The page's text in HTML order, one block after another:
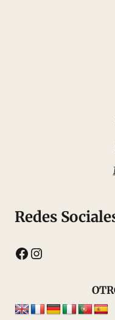
Redes
Facebook
Instagram